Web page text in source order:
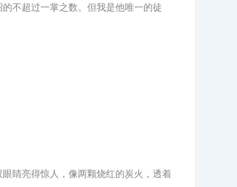
不超过一掌之数。但我是他唯一的徒
睛亮得惊人，像两颗烧红的炭火，透着